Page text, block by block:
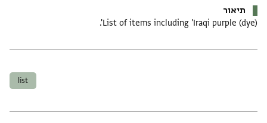
תיאור
List of items including 'Iraqi purple (dye)'.
list